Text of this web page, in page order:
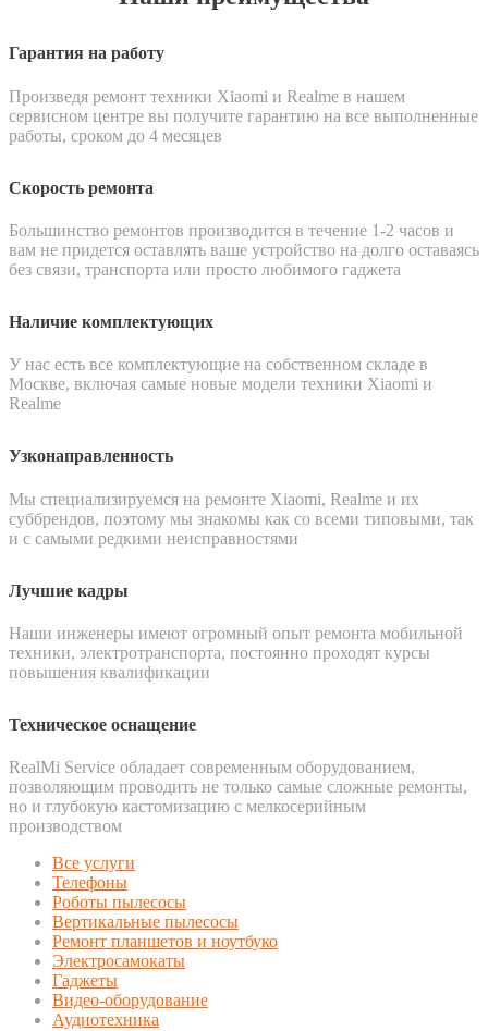
Гарантия на работу
Произведя ремонт техники Xiaomi и Realme в нашем
сервисном центре вы получите гарантию на все выполненные
работы, сроком до 4 месяцев
Скорость ремонта
Большинство ремонтов производится в течение 1-2 часов и
вам не придется оставлять ваше устройство на долго оставаясь
без связи, транспорта или просто любимого гаджета
Наличие комплектующих
У нас есть все комплектующие на собственном складе в
Москве, включая самые новые модели техники Xiaomi и
Realme
Узконаправленность
Мы специализируемся на ремонте Xiaomi, Realme и их
суббрендов, поэтому мы знакомы как со всеми типовыми, так
и с самыми редкими неисправностями
Лучшие кадры
Наши инженеры имеют огромный опыт ремонта мобильной
техники, электротранспорта, постоянно проходят курсы
повышения квалификации
Техническое оснащение
RealMi Service обладает современным оборудованием,
позволяющим проводить не только самые сложные ремонты,
но и глубокую кастомизацию с мелкосерийным
производством
Все услуги
Телефоны
Роботы пылесосы
Вертикальные пылесосы
Ремонт планшетов и ноутбуко
Электросамокаты
Гаджеты
Видео-оборудование
Аудиотехника